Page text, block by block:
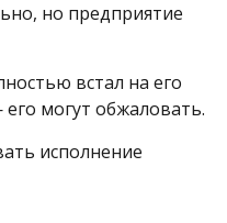
но предприятие
встал на его
могут обжаловать.
исполнение